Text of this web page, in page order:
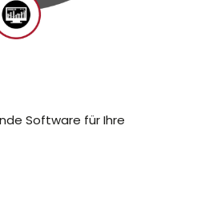
Software für Ihre